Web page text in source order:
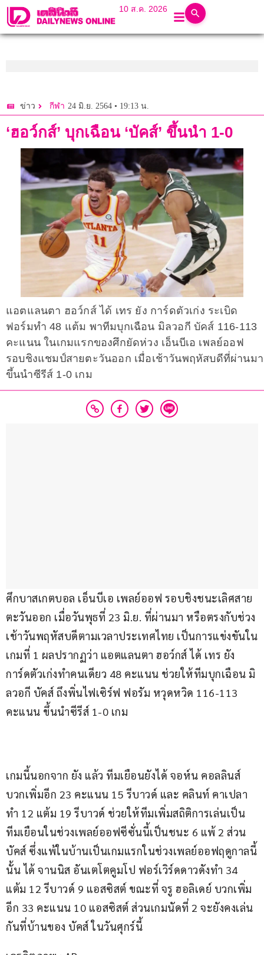
10 ส.ค. 2026
ข่าว กีฬา 24 มิ.ย. 2564 • 19:13 น.
‘ฮอว์กส์’ บุกเฉือน ‘บัคส์’ ขึ้นนำ 1-0
แอตแลนตา ฮอว์กส์ ได้ เทร ยัง การ์ดตัวเก่ง ระเบิด
ฟอร์มทำ 48 แต้ม พาทีมบุกเฉือน มิลวอกี บัคส์ 116-113
คะแนน ในเกมแรกของศึกยัดห่วง เอ็นบีเอ เพลย์ออฟ
รอบชิงแชมป์สายตะวันออก เมื่อเช้าวันพฤหัสบดีที่ผ่านมา
ขึ้นนำซีรีส์ 1-0 เกม
ศึกบาสเกตบอล เอ็นบีเอ เพลย์ออฟ รอบชิงชนะเลิศสาย
ตะวันออก เมื่อวันพุธที่ 23 มิ.ย. ที่ผ่านมา หรือตรงกับช่วง
เช้าวันพฤหัสบดีตามเวลาประเทศไทย เป็นการแข่งขันใน
เกมที่ 1 ผลปรากฏว่า แอตแลนตา ฮอว์กส์ ได้ เทร ยัง
การ์ดตัวเก่งทำคนเดียว 48 คะแนน ช่วยให้ทีมบุกเฉือน มิ
ลวอกี บัคส์ ถึงพิ่นไฟเซิร์ฟ ฟอรัม หวุดหวิด 116-113
คะแนน ขึ้นนำซีรีส์ 1-0 เกม
เกมนี้นอกจาก ยัง แล้ว ทีมเยือนยังได้ จอห์น คอลลินส์
บวกเพิ่มอีก 23 คะแนน 15 รีบาวด์ และ คลินท์ คาเปลา
ทำ 12 แต้ม 19 รีบาวด์ ช่วยให้ทีมเพิ่มสถิติการเล่นเป็น
ทีมเยือนในช่วงเพลย์ออฟซีซั่นนี้เป็นชนะ 6 แพ้ 2 ส่วน
บัคส์ ซึ่งแพ้ในบ้านเป็นเกมแรกในช่วงเพลย์ออฟฤดูกาลนี้
นั้น ได้ จานนิส อันเตโตคูมโป ฟอร์เวิร์ดดาวดังทำ 34
แต้ม 12 รีบาวด์ 9 แอสซิสต์ ขณะที่ จรู ฮอลิเดย์ บวกเพิ่ม
อีก 33 คะแนน 10 แอสซิสต์ ส่วนเกมนัดที่ 2 จะยังคงเล่น
กันที่บ้านของ บัคส์ ในวันศุกร์นี้